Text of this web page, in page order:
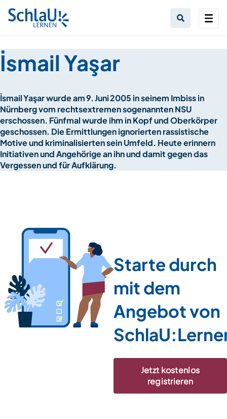
İsmail Yaşar
İsmail Yaşar wurde am 9. Juni 2005 in seinem Imbiss in
Nürnberg vom rechtsextremen sogenannten NSU
erschossen. Fünfmal wurde ihm in Kopf und Oberkörper
geschossen. Die Ermittlungen ignorierten rassistische
Motive und kriminalisierten sein Umfeld. Heute erinnern
Initiativen und Angehörige an ihn und damit gegen das
Vergessen und für Aufklärung.
Starte durch
mit dem
Angebot von
Jetzt kostenlos
registrieren